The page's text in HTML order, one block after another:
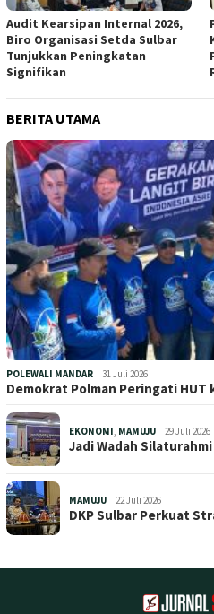
Audit Kearsipan Internal 2026,
Biro Organisasi Setda Sulbar
Tunjukkan Peningkatan
Signifikan
BERITA UTAMA
POLEWALI MANDAR 31 Juli 2026
Demokrat Polman Peringati
EKONOMI MAMUJU 29 Juli 2026
Jadi Wadah
MAMUJU 22 Juli 2026
DKP Sulbar Perkuat